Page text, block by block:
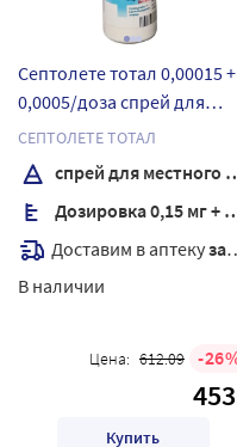
Септолете тотал 0,00015 +
0,0005/доза спрей для
местного применения 30
мл
СЕПТОЛЕТЕ ТОТАЛ
спрей для местного применения
Дозировка 0,15 мг + 0,5 мг/доза
Доставим в аптекузавтра
В наличии
Цена: 612.09 26
453
Купить